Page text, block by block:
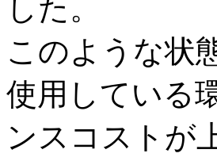
した。
このような状
使用している
ンスコストが